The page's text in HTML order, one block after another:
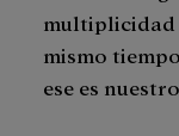
multiplicidad
mismo
ese es